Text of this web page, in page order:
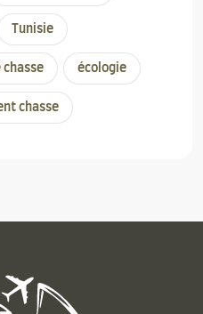
Tunisie
écologie
chasse